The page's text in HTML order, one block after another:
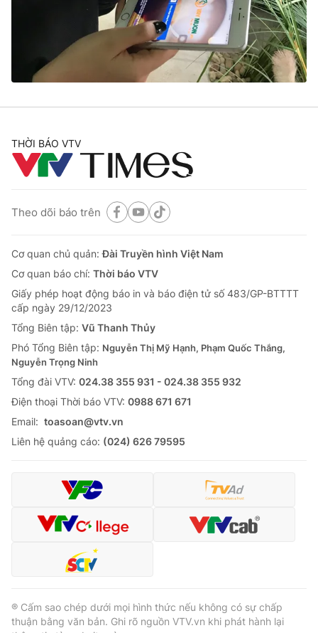
Thế giới đó đây
Câu chuyện quốc tế
Tài chính
Thị trường
Góc doanh nghiệp
Dữ liệu và đời sống
Truyền hình
Phim VTV
Hậu trường
Giải sao mai
Giải trí
Điện ảnh
Âm nhạc
Du lịch
Làm đẹp
Chất lượng cuộc sống
Tuyển sinh
Học trực tuyến
Công nghệ
Hitech Công nghệ tương lai
Sản phẩm
Thị trường
Tư vấn
Giao lưu trực tuyến
Lịch phát sóng
Chuyên mục khác
Emagazine Podcast
Video Shorts video
VTV Money
VTV Sức khoẻ Bất động sản
THỜI BÁO VTV
Theo dõi báo trên
Cơ quan chủ quản:Đài Truyền hình Việt Nam
Cơ quan báo chí: Thời báo VTV
Giấy phép hoạt động báo in và báo điện tử số 483/GP-BTTTT
cấp ngày 29/12/2023
Tổng Biên tập: Vũ Thanh Thủy
Phó Tổng Biên tập: Nguyễn Thị Mỹ Hạnh, Phạm Quốc Thắng,
Nguyễn Trọng Ninh
Tổng đài VTV: 024.38 355 931 - 024.38 355 932
Ðiện thoại Thời báo VTV: 0988 671 671
Email: toasoan@vtv.vn
Liên hệ quảng cáo: (024) 626 79595
® Cấm sao chép dưới mọi hình thức nếu không có sự chấp
thuận bằng văn bản. Ghi rõ nguồn VTV.vn khi phát hành lại